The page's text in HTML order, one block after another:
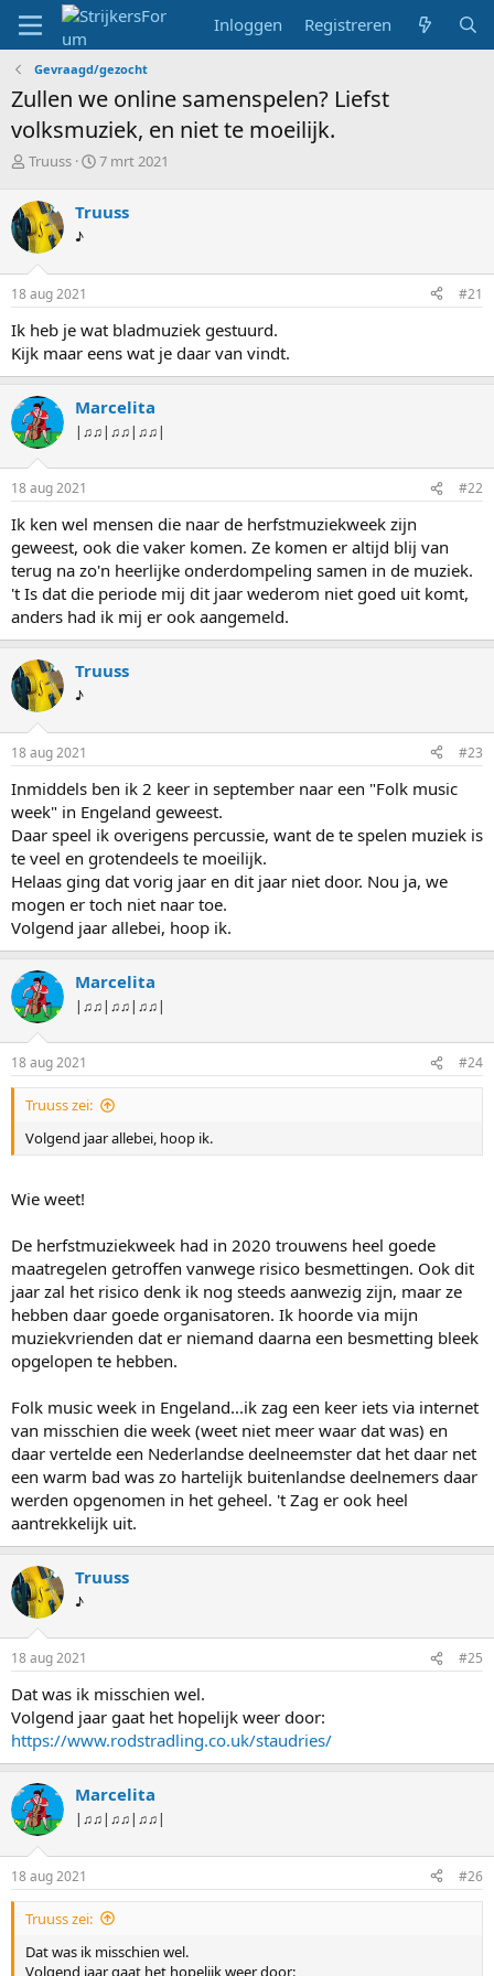
Inloggen Registreren
Gevraagd/gezocht
Zullen we online samenspelen? Liefst
volksmuziek, en niet te moeilijk.
T
p
i
c
s
t
a
t
e
r
Truuss
S
r
a
m
7 mrt 2021
Truuss
♪
18 aug 2021 #21
Ik heb je wat bladmuziek gestuurd.
Kijk maar eens wat je daar van vindt.
Marcelita
|♫♫|♫♫|♫♫|
18 aug 2021 #22
Ik ken wel mensen die naar de herfstmuziekweek zijn
geweest, ook die vaker komen. Ze komen er altijd blij van
terug na zo'n heerlijke onderdompeling samen in de muziek.
't Is dat die periode mij dit jaar wederom niet goed uit komt,
anders had ik mij er ook aangemeld.
Truuss
♪
18 aug 2021 #23
Inmiddels ben ik 2 keer in september naar een "Folk music
week" in Engeland geweest.
Daar speel ik overigens percussie, want de te spelen muziek is
te veel en grotendeels te moeilijk.
Helaas ging dat vorig jaar en dit jaar niet door. Nou ja, we
mogen er toch niet naar toe.
Volgend jaar allebei, hoop ik.
Marcelita
|♫♫|♫♫|♫♫|
18 aug 2021 #24
Truuss zei:
Volgend jaar allebei, hoop ik.
Wie weet!
De herfstmuziekweek had in 2020 trouwens heel goede
maatregelen getroffen vanwege risico besmettingen. Ook dit
jaar zal het risico denk ik nog steeds aanwezig zijn, maar ze
hebben daar goede organisatoren. Ik hoorde via mijn
muziekvrienden dat er niemand daarna een besmetting bleek
opgelopen te hebben.
Folk music week in Engeland...ik zag een keer iets via internet
van misschien die week (weet niet meer waar dat was) en
daar vertelde een Nederlandse deelneemster dat het daar net
een warm bad was zo hartelijk buitenlandse deelnemers daar
werden opgenomen in het geheel. 't Zag er ook heel
aantrekkelijk uit.
Truuss
♪
18 aug 2021 #25
Dat was ik misschien wel.
Volgend jaar gaat het hopelijk weer door:
https://www.rodstradling.co.uk/staudries/
Marcelita
|♫♫|♫♫|♫♫|
18 aug 2021 #26
Truuss zei:
Dat was ik misschien wel.
Volgend jaar gaat het hopelijk weer door: